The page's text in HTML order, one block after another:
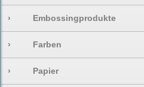
› Embossingprodukte
› Farben
› Papier